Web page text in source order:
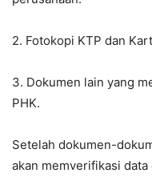
2. Fotokopi KTP dan
3. Dokumen lain yang
PHK.
Setelah dokumen-
akan memverifikasi